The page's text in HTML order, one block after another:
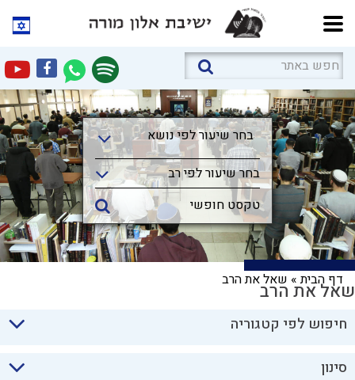
בחר שיעור לפי נושא
בחר שיעור לפי נושא
בחר שיעור לפי רב
דף הבית» שאל את הרבשאל את הרב
חיפוש לפי קטגוריה
סינון